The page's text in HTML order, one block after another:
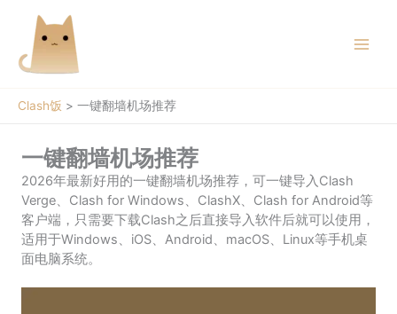
Clash饭 > 一键翻墙机场推荐
一键翻墙机场推荐
2026年最新好用的一键翻墙机场推荐，可一键导入Clash
Verge、Clash for Windows、ClashX、Clash for Android等
客户端，只需要下载Clash之后直接导入软件后就可以使用，
适用于Windows、iOS、Android、macOS、Linux等手机桌
面电脑系统。